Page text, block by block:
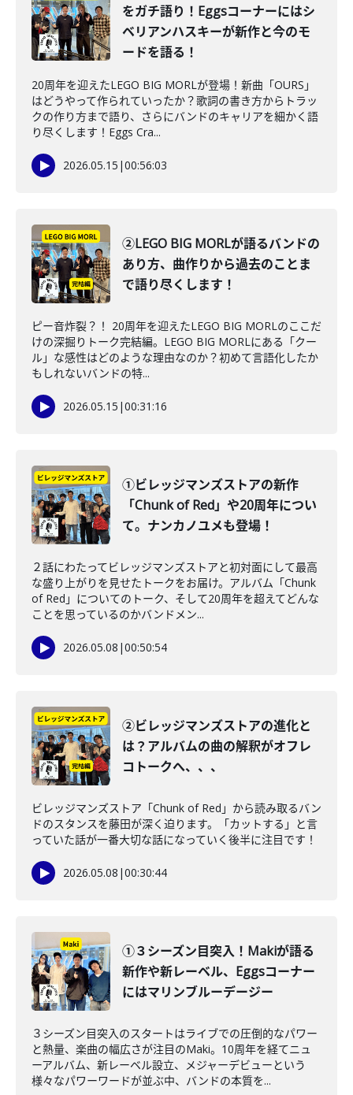
をガチ語り！Eggsコーナーにはシ
ベリアンハスキーが新作と今のモ
ードを語る！
20周年を迎えたLEGO BIG MORLが登場！新曲「OURS」
はどうやって作られていったか？歌詞の書き方からトラッ
クの作り方まで語り、さらにバンドのキャリアを細かく語
り尽くします！Eggs Cra...
2026.05.15 |00:56:03
②LEGO BIG MORLが語るバンドの
あり方、曲作りから過去のことま
で語り尽くします！
ピー音炸裂？！ 20周年を迎えたLEGO BIG MORLのここだ
けの深掘りトーク完結編。LEGO BIG MORLにある「クー
ル」な感性はどのような理由なのか？初めて言語化したか
もしれないバンドの特...
2026.05.15 |00:31:16
①ビレッジマンズストアの新作
「Chunk of Red」や20周年につい
て。ナンカノユメも登場！
２話にわたってビレッジマンズストアと初対面にして最高
な盛り上がりを見せたトークをお届け。アルバム「Chunk
of Red」についてのトーク、そして20周年を超えてどんな
ことを思っているのかバンドメン...
2026.05.08 |00:50:54
②ビレッジマンズストアの進化と
は？アルバムの曲の解釈がオフレ
コトークへ、、、
ビレッジマンズストア「Chunk of Red」から読み取るバン
ドのスタンスを藤田が深く迫ります。「カットする」と言
っていた話が一番大切な話になっていく後半に注目です！
2026.05.08 |00:30:44
①３シーズン目突入！Makiが語る
新作や新レーベル、Eggsコーナー
にはマリンブルーデージー
３シーズン目突入のスタートはライブでの圧倒的なパワー
と熱量、楽曲の幅広さが注目のMaki。10周年を経てニュ
ーアルバム、新レーベル設立、メジャーデビューという
様々なパワーワードが並ぶ中、バンドの本質を...